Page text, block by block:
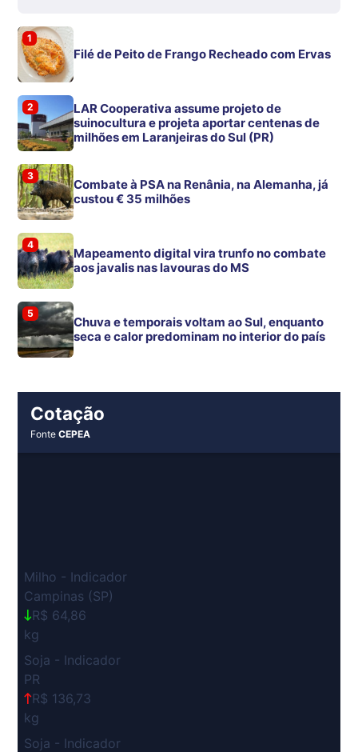
1
Filé de Peito de Frango Recheado com Ervas
2
LAR Cooperativa assume projeto de
suinocultura e projeta aportar centenas de
milhões em Laranjeiras do Sul (PR)
3
Combate à PSA na Renânia, na Alemanha, já
custou € 35 milhões
4
Mapeamento digital vira trunfo no combate
aos javalis nas lavouras do MS
5
Chuva e temporais voltam ao Sul, enquanto
seca e calor predominam no interior do país
Cotação
FonteCEPEA
Milho - Indicador
Campinas (SP)
R$ 64,86
kg
Soja - Indicador
PR
R$ 136,73
kg
Soja - Indicador